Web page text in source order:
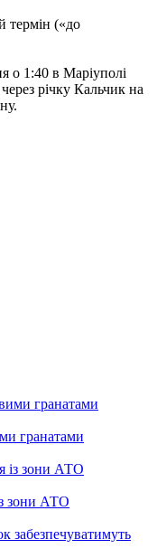
термін («до
о 1:40 в Маріуполі
річку Кальчик на
гранатами
зони АТО